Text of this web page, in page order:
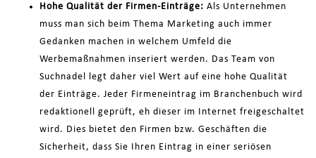
Hohe Qualität der Firmen-Einträge: Als Unternehmen
muss man sich beim Thema Marketing auch immer
Gedanken machen in welchem Umfeld die
Werbemaßnahmen inseriert werden. Das Team von
Suchnadel legt daher viel Wert auf eine hohe Qualität
der Einträge. Jeder Firmeneintrag im Branchenbuch wird
redaktionell geprüft, eh dieser im Internet freigeschaltet
wird. Dies bietet den Firmen bzw. Geschäften die
Sicherheit, dass Sie Ihren Eintrag in einer seriösen